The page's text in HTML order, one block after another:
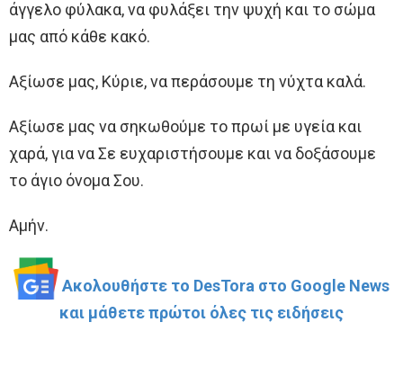
άγγελο φύλακα, να φυλάξει την ψυχή και το σώμα
μας από κάθε κακό.
Αξίωσε μας, Κύριε, να περάσουμε τη νύχτα καλά.
Αξίωσε μας να σηκωθούμε το πρωί με υγεία και
χαρά, για να Σε ευχαριστήσουμε και να δοξάσουμε
το άγιο όνομα Σου.
Αμήν.
Ακολουθήστε το DesTora στο Google News
και μάθετε πρώτοι όλες τις ειδήσεις